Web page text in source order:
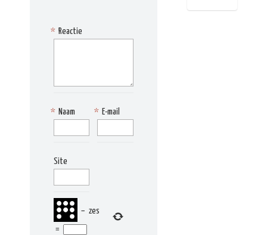
Reactie
*
Naam
* E-mail
*
Site
− zes
=